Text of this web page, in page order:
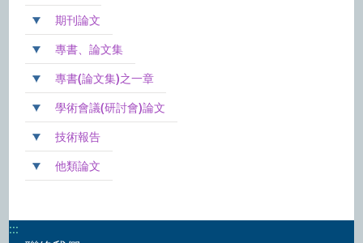
期刊論文
專書、論文集
專書(論文集)之一章
學術會議(研討會)論文
技術報告
他類論文
:::